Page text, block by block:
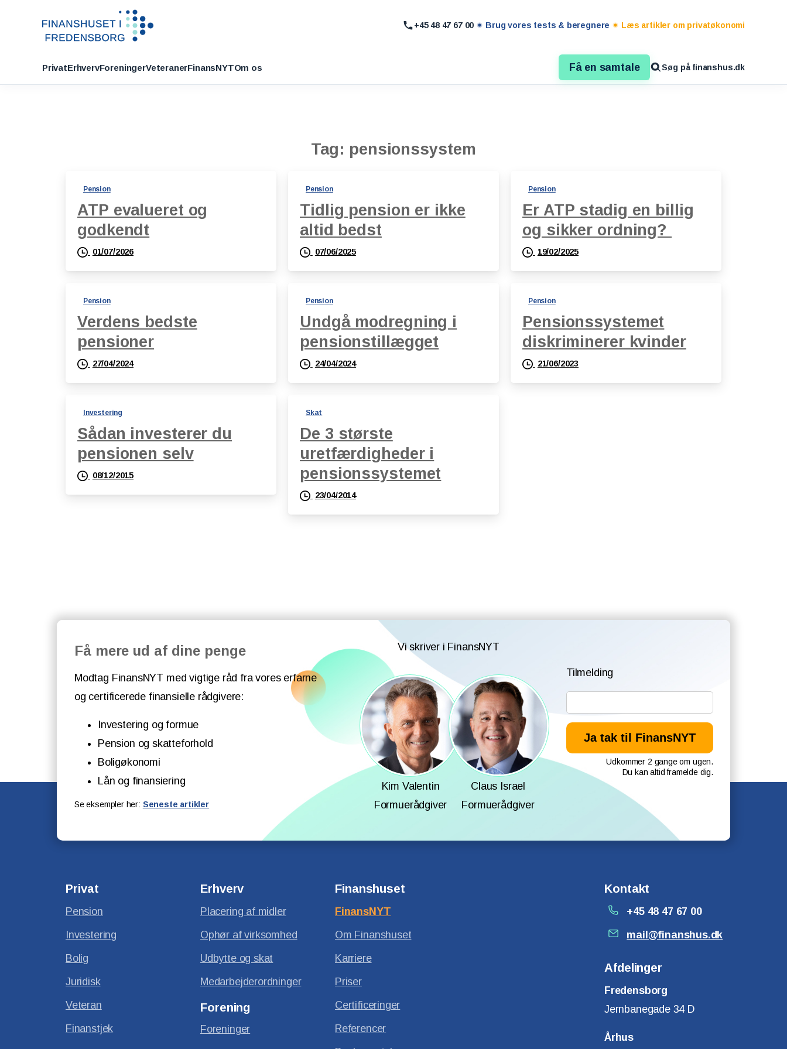
+45 48 47 67 00 Brug vores tests & beregnere Læs artikler om privatøkonomi
PrivatErhvervForeningerVeteranerFinansNYTOm os Få en samtale Søg på finanshus.dk
Tag: pensionssystem
Pension
ATP evalueret og
godkendt
01/07/2026
Pension
Tidlig pension er ikke
altid bedst
07/06/2025
Pension
Er ATP stadig en billig
og sikker ordning?
19/02/2025
Pension
Verdens bedste
pensioner
27/04/2024
Pension
Undgå modregning i
pensionstillægget
24/04/2024
Pension
Pensionssystemet
diskriminerer kvinder
21/06/2023
Investering
Sådan investerer du
pensionen selv
08/12/2015
Skat
De 3 største
uretfærdigheder i
pensionssystemet
23/04/2014
Få mere ud af dine penge
Modtag FinansNYT med vigtige råd fra vores erfarne
og certificerede finansielle rådgivere:
Investering og formue
Pension og skatteforhold
Boligøkonomi
Lån og finansiering
Se eksempler her: Seneste artikler
Vi skriver i FinansNYT
Kim Valentin
Formuerådgiver
Claus Israel
Formuerådgiver
Tilmelding
Udkommer 2 gange om ugen.
Du kan altid framelde dig.
Privat
Pension
Investering
Bolig
Juridisk
Veteran
Finanstjek
Erhverv
Placering af midler
Ophør af virksomhed
Udbytte og skat
Medarbejderordninger
Forening
Foreninger
Finanshuset
FinansNYT
Om Finanshuset
Karriere
Priser
Certificeringer
Referencer
Kontakt
+45 48 47 67 00
mail@finanshus.dk
Afdelinger
Fredensborg
Jernbanegade 34 D
Århus